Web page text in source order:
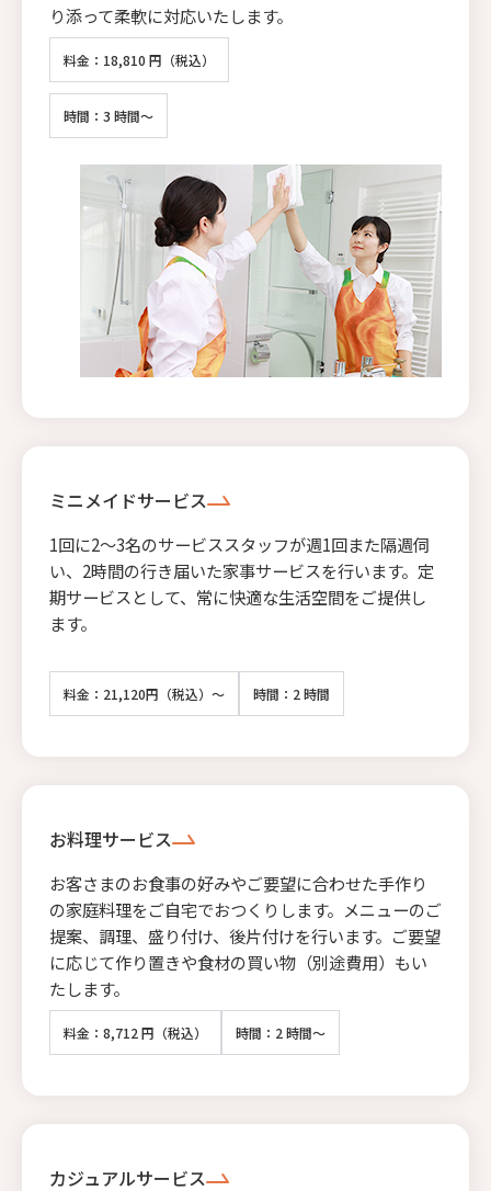
り添って柔軟に対応いたします。
料金：18,810 円（税込）
時間：3 時間～
ミニメイドサービス
1回に2〜3名のサービススタッフが週1回また隔週伺
い、2時間の行き届いた家事サービスを行います。定
期サービスとして、常に快適な生活空間をご提供し
ます。
料金：21,120円（税込）～ 時間：2 時間
お料理サービス
お客さまのお食事の好みやご要望に合わせた手作り
の家庭料理をご自宅でおつくりします。メニューのご
提案、調理、盛り付け、後片付けを行います。ご要望
に応じて作り置きや食材の買い物（別途費用）もい
たします。
料金：8,712 円（税込） 時間：2 時間～
カジュアルサービス